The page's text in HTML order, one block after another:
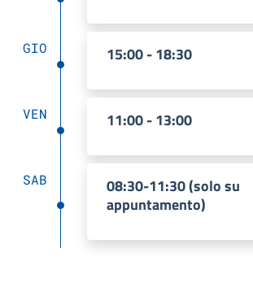
GIO 15:00 - 18:30
VEN 11:00 - 13:00
SAB
08:30-11:30 (solo su
appuntamento)